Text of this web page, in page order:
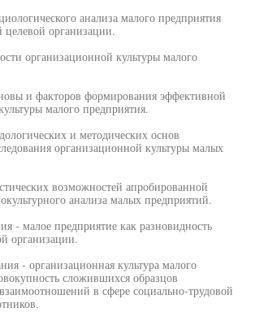
анализа малого предприятия
целевой организации.
организационной культуры малого
и факторов формирования эффективной
малого предприятия.
и методических основ
организационной культуры малых
возможностей апробированной
анализа малых предприятий.
- малое предприятие как разновидность
организации.
- организационная культура малого
сложившихся образцов
в сфере социально-трудовой